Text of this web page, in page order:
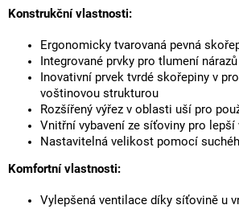
Konstrukční vlastnosti:
Ergonomicky tvarovaná pevná
Integrované prvky pro tlumení nárazů
Inovativní prvek tvrdé skořepiny v
voštinovou strukturou
Rozšířený výřez v oblasti uší pro
Vnitřní vybavení ze síťoviny pro lepší
Nastavitelná velikost pomocí
Komfortní vlastnosti:
Vylepšená ventilace díky síťovině u